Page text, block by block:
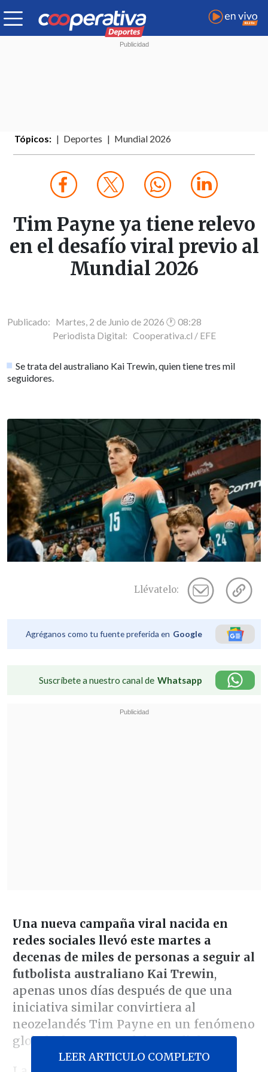
Tópicos: Deportes Mundial 2026
Tim Payne ya tiene relevo
en el desafío viral previo al
Mundial 2026
Publicado: Martes, 2 de Junio de 2026 🕐 08:28
Periodista Digital: Cooperativa.cl / EFE
Se trata del australiano Kai Trewin, quien tiene tres mil
seguidores.
Llévatelo:
Agréganos como tu fuente preferida en Google
Suscríbete a nuestro canal de Whatsapp
Una nueva campaña viral nacida en
redes sociales llevó este martes a
decenas de miles de personas a seguir al
futbolista australiano Kai Trewin,
apenas unos días después de que una
iniciativa similar convirtiera al
neozelandés Tim Payne en un fenómeno
global a las puertas del Mundial.
LEER ARTICULO COMPLETO